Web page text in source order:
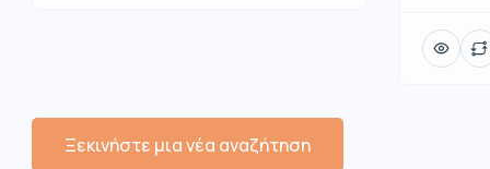
Ξεκινήστε μια νέα αναζήτηση